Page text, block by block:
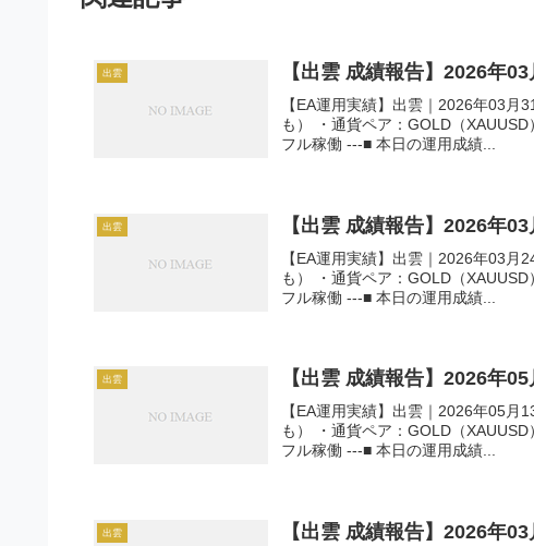
出雲 【出雲 成績報告】2026年
【EA運用実績】出雲｜2026年03
も） ・通貨ペア：GOLD（
フル稼働 ---■ 本日の運用成績...
出雲 【出雲 成績報告】2026年
【EA運用実績】出雲｜2026年03
も） ・通貨ペア：GOLD（
フル稼働 ---■ 本日の運用成績...
出雲 【出雲 成績報告】2026年
【EA運用実績】出雲｜2026年05
も） ・通貨ペア：GOLD（
フル稼働 ---■ 本日の運用成績...
出雲 【出雲 成績報告】2026年